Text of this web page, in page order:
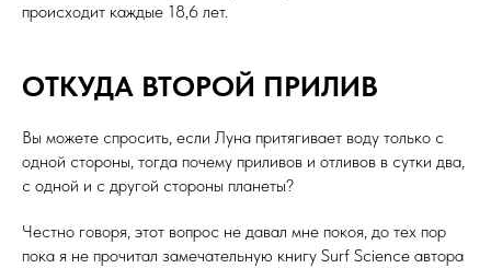
происходит каждые 18,6 лет.
ОТКУДА ВТОРОЙ ПРИЛИВ
Вы можете спросить, если Луна притягивает воду только с
одной стороны, тогда почему приливов и отливов в сутки два,
с одной и с другой стороны планеты?
Честно говоря, этот вопрос не давал мне покоя, до тех пор
пока я не прочитал замечательную книгу Surf Science автора